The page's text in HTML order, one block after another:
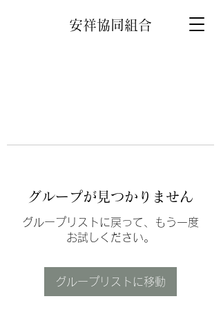
安祥協同組合
グループが見つかりません
グループリストに戻って、もう一度
お試しください。
グループリストに移動